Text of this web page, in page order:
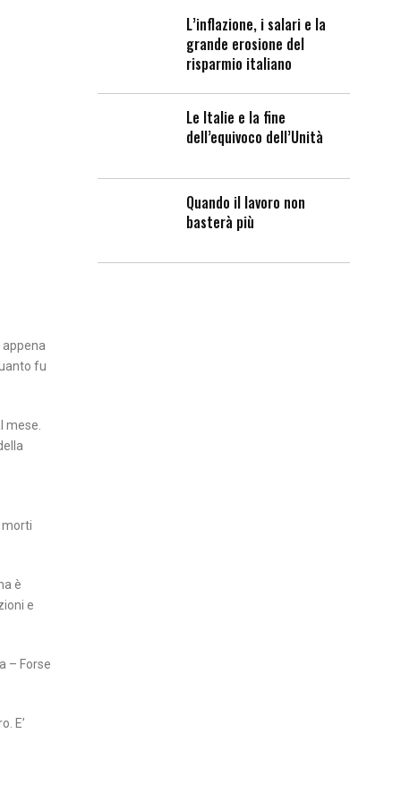
appena
fu
mese.
morti
è
e
– Forse
E’
L’inflazione, i salari e la
grande erosione del
risparmio italiano
Le Italie e la fine
dell’equivoco dell’Unità
Quando il lavoro non
basterà più